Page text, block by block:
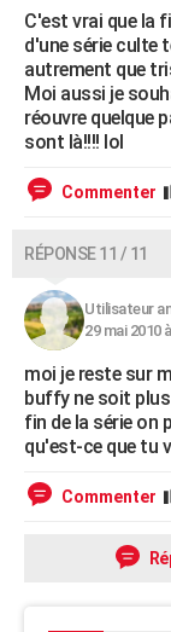
C'est vrai que la
d'une série culte
autrement que
Moi aussi je
réouvre quelque
sont là!!!! lol
Commenter
RÉPONSE 11 / 11
Utilisateur
29 mai 2010
moi je reste sur
buffy ne soit
fin de la série on
qu'est-ce que tu
Commenter